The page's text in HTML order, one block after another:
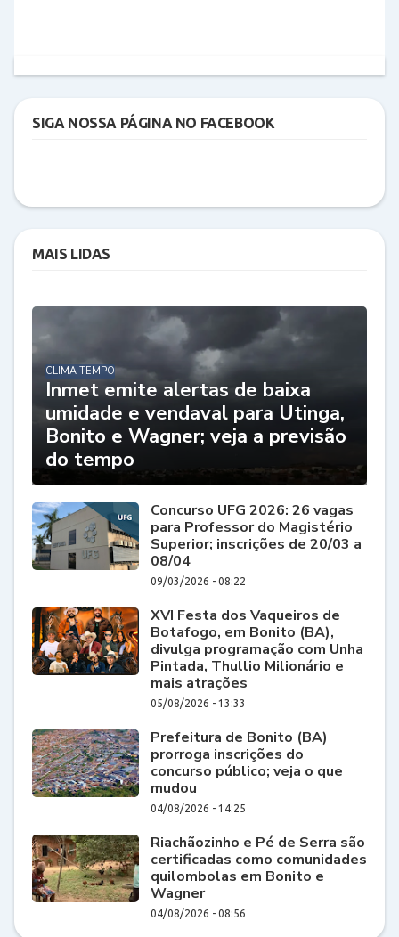
SIGA NOSSA PÁGINA NO FACEBOOK
MAIS LIDAS
CLIMA TEMPO
Inmet emite alertas de baixa
umidade e vendaval para Utinga,
Bonito e Wagner; veja a previsão
do tempo
Concurso UFG 2026: 26 vagas
para Professor do Magistério
Superior; inscrições de 20/03 a
08/04
09/03/2026 - 08:22
XVI Festa dos Vaqueiros de
Botafogo, em Bonito (BA),
divulga programação com Unha
Pintada, Thullio Milionário e
mais atrações
05/08/2026 - 13:33
Prefeitura de Bonito (BA)
prorroga inscrições do
concurso público; veja o que
mudou
04/08/2026 - 14:25
Riachãozinho e Pé de Serra são
certificadas como comunidades
quilombolas em Bonito e
Wagner
04/08/2026 - 08:56